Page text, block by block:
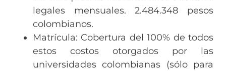
legales mensuales. 2.484.348 pesos
colombianos.
Matrícula: Cobertura del 100% de todos
estos costos otorgados por las
universidades colombianas (sólo para